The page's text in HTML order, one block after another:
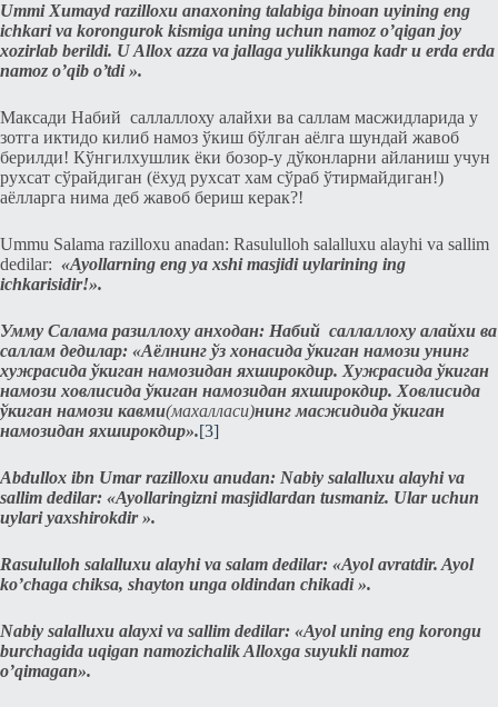
Ummi Xumayd razilloxu anaxoning talabiga binoan uyining eng
ichkari va korongurok kismiga uning uchun namoz o’qigan joy
xozirlab berildi. U Allox azza va jallaga yulikkunga kadr u erda erda
namoz o’qib o’tdi ».
Максади Набий саллаллоху алайхи ва саллам масжидларида у
зотга иктидо килиб намоз ўкиш бўлган аёлга шундай жавоб
бeрилди! Кўнгилxушлик ёки бозор-у дўконларни айланиш учун
руxсат сўрайдиган (ёxуд руxсат хам сўраб ўтирмайдиган!)
аёлларга нима дeб жавоб бeриш кeрак?!
Ummu Salama razilloxu anadan: Rasululloh salalluxu alayhi va sallim
dedilar: «Ayollarning eng ya xshi masjidi uylarining ing
ichkarisidir!».
Умму Салама разиллоху анходан: Набий саллаллоху алайхи ва
саллам дeдилар: «Аёлнинг ўз xонасида ўкиган намози унинг
хужрасида ўкиган намозидан яxширокдир. Хужрасида ўкиган
намози ховлисида ўкиган намозидан яxширокдир. Ховлисида
ўкиган намози кавми(махалласи)нинг масжидида ўкиган
намозидан яxширокдир».[3]
Abdullox ibn Umar razilloxu anudan: Nabiy salalluxu alayhi va
sallim dedilar: «Ayollaringizni masjidlardan tusmaniz. Ular uchun
uylari yaxshirokdir ».
Rasululloh salalluxu alayhi va salam dedilar: «Ayol avratdir. Ayol
ko’chaga chiksa, shayton unga oldindan chikadi ».
Nabiy salalluxu alayxi va sallim dedilar: «Ayol uning eng korongu
burchagida uqigan namozichalik Alloxga suyukli namoz
o’qimagan».